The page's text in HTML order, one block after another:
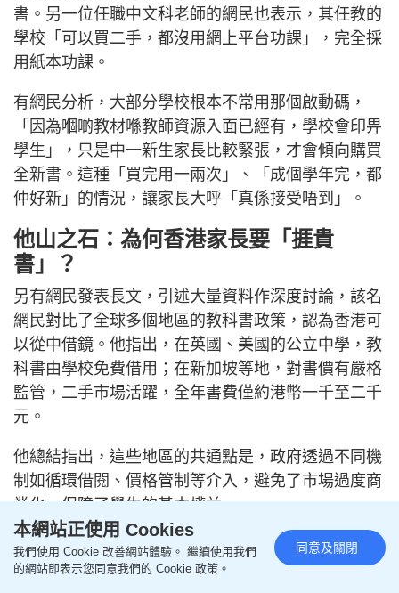
書。另一位任職中文科老師的網民也表示，其任教的
學校「可以買二手，都沒用網上平台功課」，完全採
用紙本功課。
有網民分析，大部分學校根本不常用那個啟動碼，
「因為嗰啲教材喺教師資源入面已經有，學校會印畀
學生」，只是中一新生家長比較緊張，才會傾向購買
全新書。這種「買完用一兩次」、「成個學年完，都
仲好新」的情況，讓家長大呼「真係接受唔到」。
他山之石：為何香港家長要「捱貴
書」？
另有網民發表長文，引述大量資料作深度討論，該名
網民對比了全球多個地區的教科書政策，認為香港可
以從中借鏡。他指出，在英國、美國的公立中學，教
科書由學校免費借用；在新加坡等地，對書價有嚴格
監管，二手市場活躍，全年書費僅約港幣一千至二千
元。
他總結指出，這些地區的共通點是，政府透過不同機
制如循環借閱、價格管制等介入，避免了市場過度商
業化，保障了學生的基本權益。
來源：Threads＠jy.lifelong、aprilfool1719、
life_commentator、fung1_78、mu_marmar、
本網站正使用 Cookies
我們使用 Cookie 改善網站體驗。 繼續使用我們
的網站即表示您同意我們的 Cookie 政策。
同意及關閉